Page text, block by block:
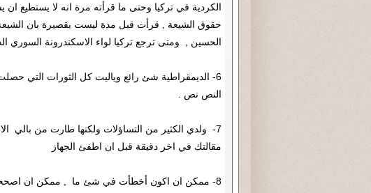
الكردية في تركيا وحتى ما قرأته مرة انه لا يستطيع
حقوق الشيعة , قرأت قبل مدة ليست بقصيرة بان الشيعة
الحسين , ومتى ترجع تركيا لواء الاسكندرونة السوري
6- الديمقراطية شئ رائع وياليت كل الثورات التي
النص نص .
7- ولدي الكثير من التساؤلات ولكنها طارت من بالي
مقالتك في اخر دقيقة قبل ان اطفئ الجهاز
8- ممكن ان اكون أخطأت في شئ ما , ممكن ان اصححه لاحقا